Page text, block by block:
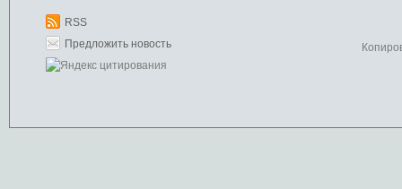
RSS
Предложить новость